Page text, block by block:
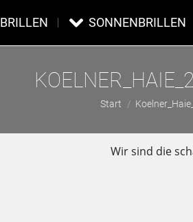
BRILLEN SONNENBRILLEN
Sie befinden sich
Start
Wir sind die